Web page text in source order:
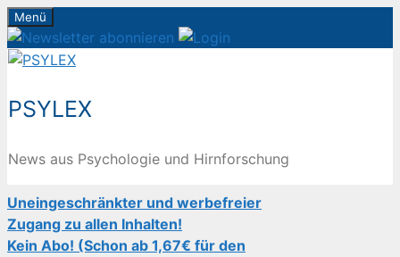
Zum
Inhalt
springen
Menü
PSYLEX
News aus Psychologie und Hirnforschung
Uneingeschränkter und werbefreier
Zugang zu allen Inhalten!
Kein Abo! (Schon ab 1,67€ für den